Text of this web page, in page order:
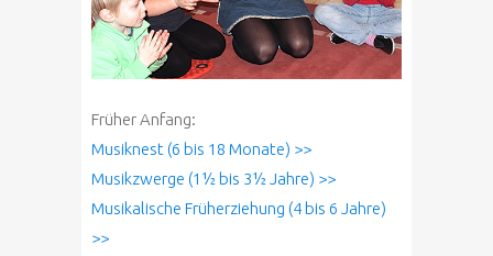
Früher Anfang:
Musiknest (6 bis 18 Monate) >>
Musikzwerge (1½ bis 3½ Jahre) >>
Musikalische Früherziehung (4 bis 6 Jahre)
>>